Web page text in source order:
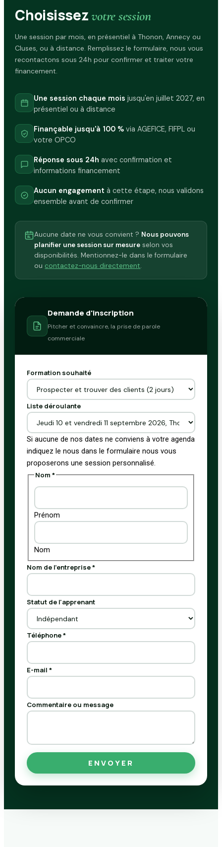
Choisissez votre session
Une session par mois, en présentiel à Thonon, Annecy ou
Cluses, ou à distance. Remplissez le formulaire, nous vous
recontactons sous 24h pour confirmer et traiter votre
financement.
Une session chaque mois jusqu'en juillet 2027, en
présentiel ou à distance
Finançable jusqu'à 100 % via AGEFICE, FIFPL ou
votre OPCO
Réponse sous 24h avec confirmation et
informations financement
Aucun engagement à cette étape, nous validons
ensemble avant de confirmer
Aucune date ne vous convient ? Nous pouvons
planifier une session sur mesure selon vos
disponibilités. Mentionnez-le dans le formulaire
ou contactez-nous directement.
Demande d'inscription
Pitcher et convaincre, la prise de parole
commerciale
l'entreprise
Commentaire
déroulante
Formation souhaité
Liste déroulante
Si aucune de nos dates ne conviens à votre agenda
indiquez le nous dans le formulaire nous vous
proposerons une session personnalisé.
Nom*
Prénom
Nom
Nom de l'entreprise*
Statut de l'apprenant
Téléphone*
E-mail*
Commentaire ou message
ENVOYER